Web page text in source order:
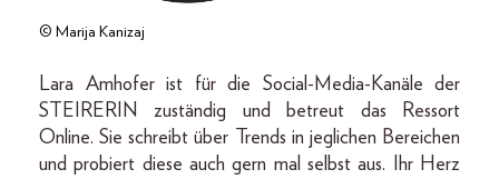
© Marija Kanizaj
Lara Amhofer ist für die Social-Media-Kanäle der
STEIRERIN zuständig und betreut das Ressort
Online. Sie schreibt über Trends in jeglichen Bereichen
und probiert diese auch gern mal selbst aus. Ihr Herz